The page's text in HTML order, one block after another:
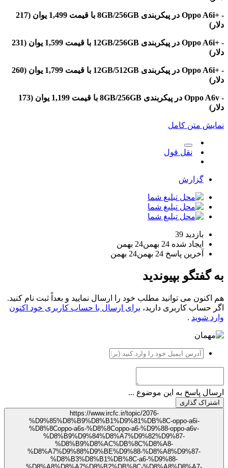
- +Oppo A6i در پیکربندی 8GB/256GB با قیمت 1,499 یوان (217
- +Oppo A6i در پیکربندی 12GB/256GB با قیمت 1,599 یوان (231
- +Oppo A6i در پیکربندی 12GB/512GB با قیمت 1,799 یوان (260
- Oppo A6v در پیکربندی 8GB/256GB با قیمت 1,199 یوان (173
کامل
نقل قول
39
شده 24 بهمن
24 بهمن
پاسخ 24 بهمن 24 بهمن
بپیوندید
می توانید مطلب خود را ارسال نمایید و بعداً ثبت نام کنید.
کاربری دارید،برای ارسال با حساب کاربری خود اکنون
.
به این موضوع ...
گذاری
https://www.ircfc.ir/topic/2076-
%D9%85%D8%B9%D8%B1%D9%81%DB%8C-oppo-a6i-
%D8%8Coppo-a6s-%D8%8Coppo-a6-%D9%88-oppo-a6v-
%D8%B9%D9%84%D8%A7%D9%82%D9%87-
%D8%B9%D8%AC%DB%8C%D8%A8-
%D8%A7%D9%88%D9%BE%D9%88-%D8%A8%D9%87-
%D8%B3%D8%B1%DB%8C-a6-%D9%88-